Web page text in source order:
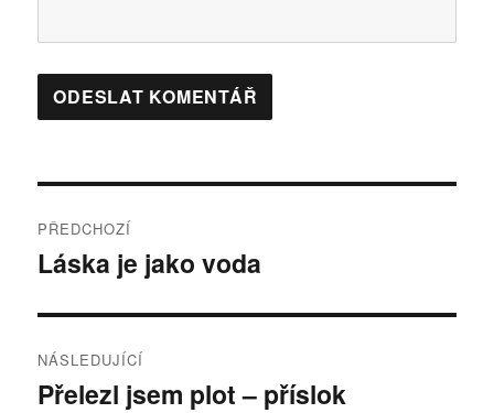
pro
PŘEDCHOZÍ
Předchozí
Láska je jako voda
NÁSLEDUJÍCÍ
Následující
Přelezl jsem plot – příslok